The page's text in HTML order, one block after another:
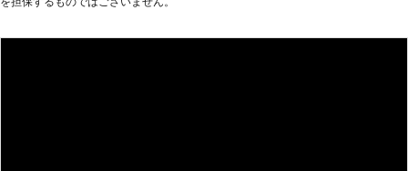
ンドから実技に至るまで、7つのオリ